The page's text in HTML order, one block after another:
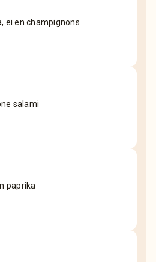
ei en champignons
salami
paprika